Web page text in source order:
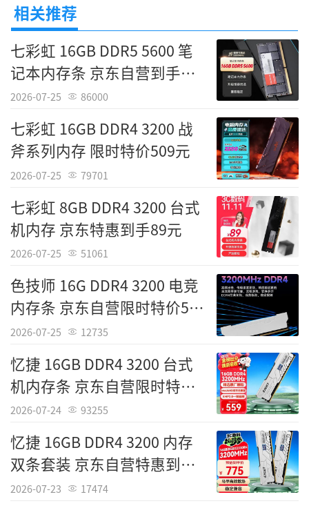
性能方面，威刚 16G DDR4 3200 的3200M
Hz频率相比低频内存能够大幅提升带宽，特别
是在处理视频剪辑、3D渲染或运行3A大作时，
能够有效减少卡顿现象。广泛的平台兼容性支
持Intel与AMD的主流芯片组，用户可根据需求
组建双通道或四通道内存系统，进一步挖掘处
理器性能。结合其909元的到手价格，这款内存
条是预算有限但追求高性能体验的用户进行台
式机升级的务实之选。
威刚 16G DDR4 3200 精选颗粒 1.2V低电
压 普条设计 广泛兼容 即插即用
[经销商] 京东自营
[产品售价] 909元
相关推荐
七彩虹 16GB DDR5 5600 笔
记本内存条 京东自营到手
1299元
2026-07-25 86000
七彩虹 16GB DDR4 3200 战
斧系列内存 限时特价509元
2026-07-25 79701
七彩虹 8GB DDR4 3200 台式
机内存 京东特惠到手89元
2026-07-25 51061
色技师 16G DDR4 3200 电竞
内存条 京东自营限时特价519
元
2026-07-25 12735
忆捷 16GB DDR4 3200 台式
机内存条 京东自营限时特价
569元
2026-07-24 93255
忆捷 16GB DDR4 3200 内存
双条套装 京东自营特惠到手
775元
2026-07-23 17474